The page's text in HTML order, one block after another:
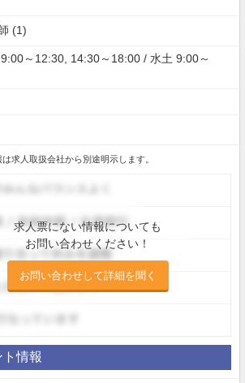
(1)
9:00～12:30, 14:30～18:00 / 水土 9:00～
求人取扱会社から別途明示します。
求人票にない情報についても
お問い合わせください！
お問い合わせして詳細を聞く
情報